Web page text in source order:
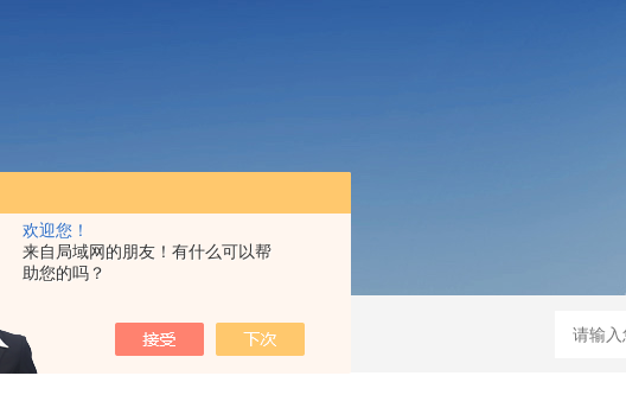
欢迎您！
来自局域网的朋友！有什么可以帮
助您的吗？
NACG-7-E-O-25日本无机 酸性气体去除化学滤芯 NECS-7-E-B-25日本无机 酸性气